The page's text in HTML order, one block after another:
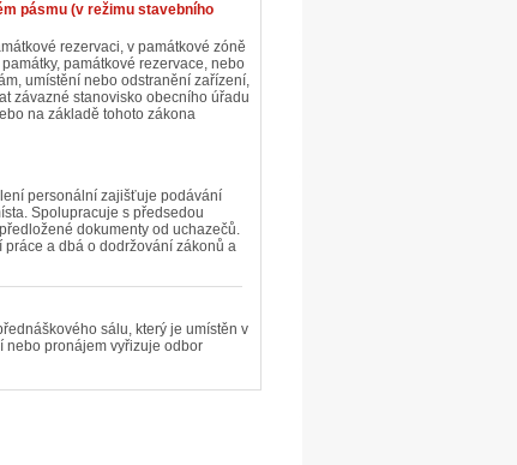
pásmu (v režimu stavebního
rezervaci, v památkové zóně
památkové rezervace, nebo
umístění nebo odstranění zařízení,
závazné stanovisko obecního úřadu
na základě tohoto zákona
personální zajišťuje podávání
Spolupracuje s předsedou
dokumenty od uchazečů.
a dbá o dodržování zákonů a
sálu, který je umístěn v
nebo pronájem vyřizuje odbor